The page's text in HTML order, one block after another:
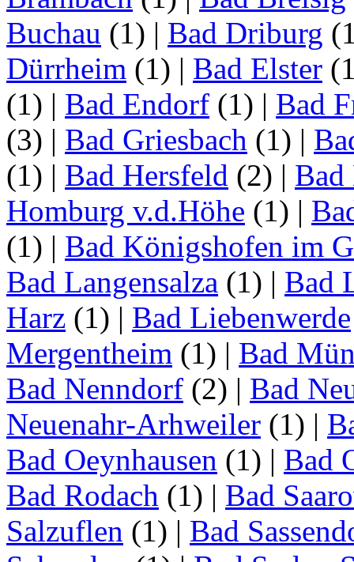
Buchau (1) | Bad Driburg
Dürrheim (1) | Bad Elster
(1) | Bad Endorf (1) | Bad
(3) | Bad Griesbach (1) |
(1) | Bad Hersfeld (2) | Bad
Homburg v.d.Höhe (1) |
(1) | Bad Königshofen im
Bad Langensalza (1) | Bad
Harz (1) | Bad Liebenwerde
Mergentheim (1) | Bad
Bad Nenndorf (2) | Bad
Neuenahr-Arhweiler (1) |
Bad Oeynhausen (1) | Bad
Bad Rodach (1) | Bad
Salzuflen (1) | Bad